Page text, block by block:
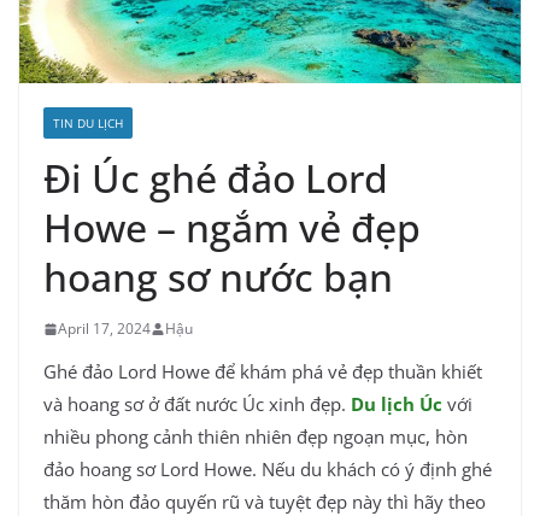
TIN DU LỊCH
Đi Úc ghé đảo Lord
Howe – ngắm vẻ đẹp
hoang sơ nước bạn
April 17, 2024 Hậu
Ghé đảo Lord Howe để khám phá vẻ đẹp thuần khiết
và hoang sơ ở đất nước Úc xinh đẹp. Du lịch Úc với
nhiều phong cảnh thiên nhiên đẹp ngoạn mục, hòn
đảo hoang sơ Lord Howe. Nếu du khách có ý định ghé
thăm hòn đảo quyến rũ và tuyệt đẹp này thì hãy theo